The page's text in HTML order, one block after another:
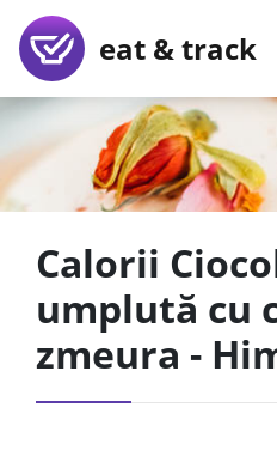
eat & track
Calorii
umplută cu
zmeura -